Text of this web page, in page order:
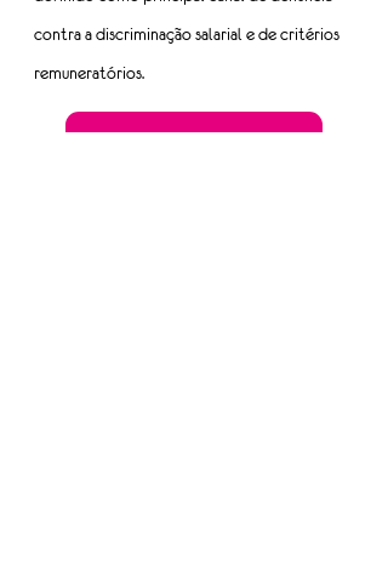
contra a discriminação salarial e de critérios
remuneratórios.